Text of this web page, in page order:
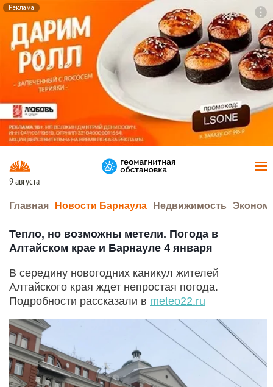
Реклама
9 августа
Главная Новости Барнаула Недвижимость
Тепло, но возможны метели. Погода в
Алтайском крае и Барнауле 4 января
В середину новогодних каникул жителей
Алтайского края ждет непростая погода.
Подробности рассказали в meteo22.ru